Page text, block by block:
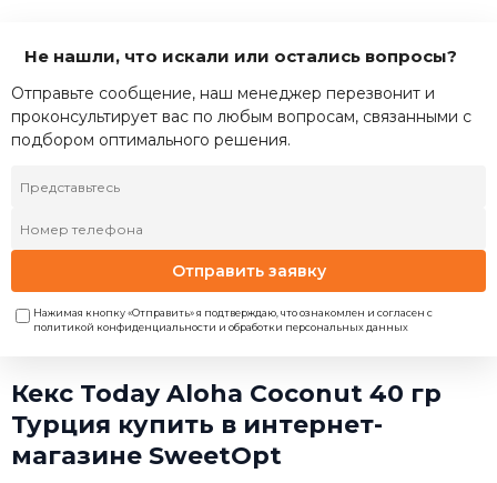
Не нашли, что искали или остались вопросы?
Отправьте сообщение, наш менеджер перезвонит и
проконсультирует вас по любым вопросам, связанными с
подбором оптимального решения.
Отправить заявку
Нажимая кнопку «Отправить» я подтверждаю, что ознакомлен и согласен с
политикой конфиденциальности и обработки персональных данных
Кекс Today Aloha Coconut 40 гр
Турция купить в интернет-
магазине SweetOpt